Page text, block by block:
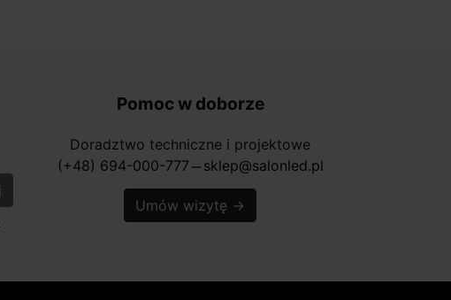
Pomoc w doborze
Doradztwo techniczne i projektowe
(+48) 694-000-777 horizontal_rule sklep@salonled.pl
Umów wizytę →